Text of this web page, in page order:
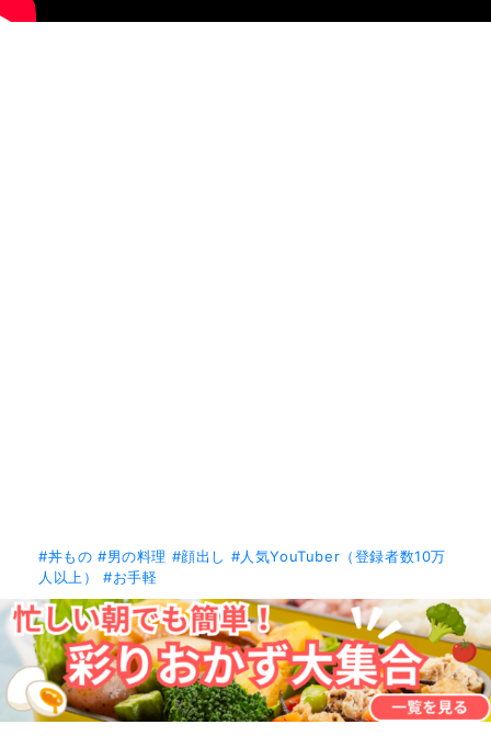
#丼もの #男の料理 #顔出し #人気YouTuber（登録者数10万
人以上）
#お手軽